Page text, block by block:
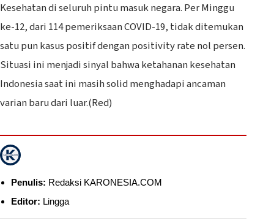
Kesehatan di seluruh pintu masuk negara. Per Minggu
ke-12, dari 114 pemeriksaan COVID-19, tidak ditemukan
satu pun kasus positif dengan positivity rate nol persen.
Situasi ini menjadi sinyal bahwa ketahanan kesehatan
Indonesia saat ini masih solid menghadapi ancaman
varian baru dari luar.(Red)
Penulis: Redaksi KARONESIA.COM
Editor: Lingga